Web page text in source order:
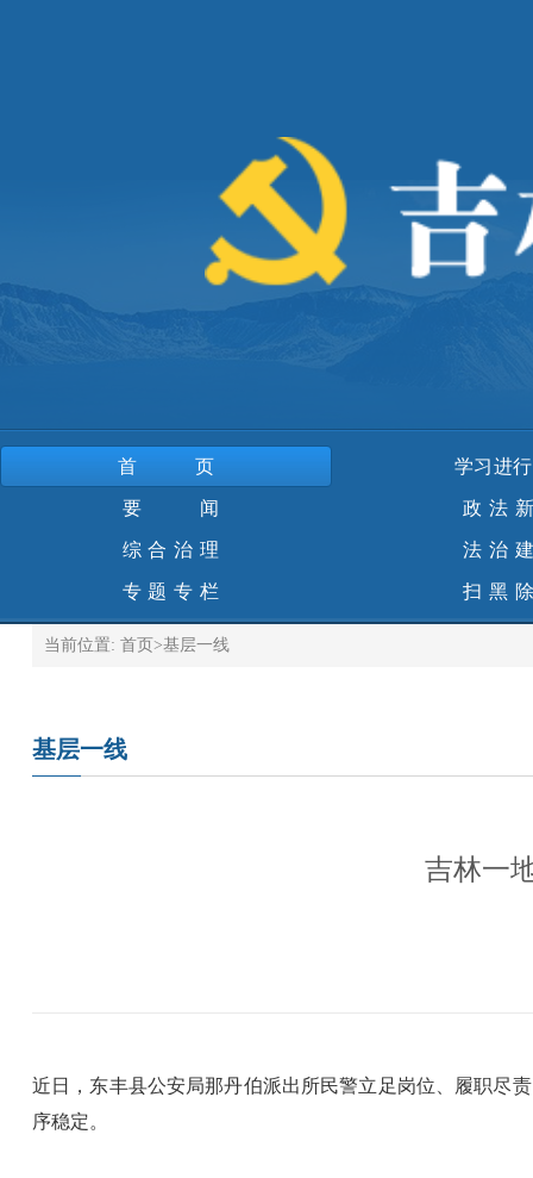
首页 学习进
要 闻 政法
综合治理 法治
专题专栏 扫黑
当前位置: 首页 >基层一线
基层一线
吉林一
近日，东丰县公安局那丹伯派出所民警立足岗位、履职尽
序稳定。